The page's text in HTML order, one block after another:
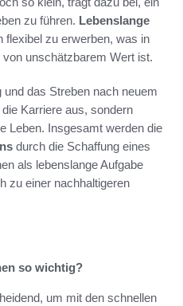
zu führen. Lebenslange
flexibel zu erwerben, was in
unschätzbarem Wert ist.
das Streben nach neuem
Karriere aus, sondern
Leben. Insgesamt werden die
durch die Schaffung eines
als lebenslange Aufgabe
zu einer nachhaltigeren
so wichtig?
um mit den schnellen